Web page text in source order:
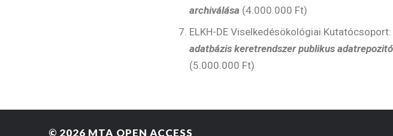
archiválása (4.000.000 Ft)
ELKH-DE Viselkedésökológiai
adatbázis keretrendszer publikus
(5.000.000 Ft)
© 2026 MTA OPEN ACCESS